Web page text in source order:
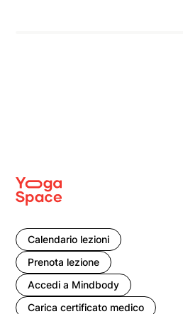
Calendario lezioni
Prenota lezione
Accedi a Mindbody
Carica certificato medico